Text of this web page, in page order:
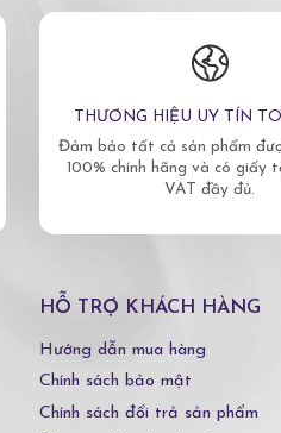
THƯƠNG HIỆU UY TÍN
Đảm bảo tất cả sản phẩm
100% chính hãng và có giấy
VAT đầy đủ.
HỖ TRỢ KHÁCH HÀNG
Hướng dẫn mua hàng
Chính sách bảo mật
Chính sách đổi trả sản phẩm